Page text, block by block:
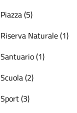
Piazza (5)
Riserva Naturale (1)
Santuario (1)
Scuola (2)
Sport (3)